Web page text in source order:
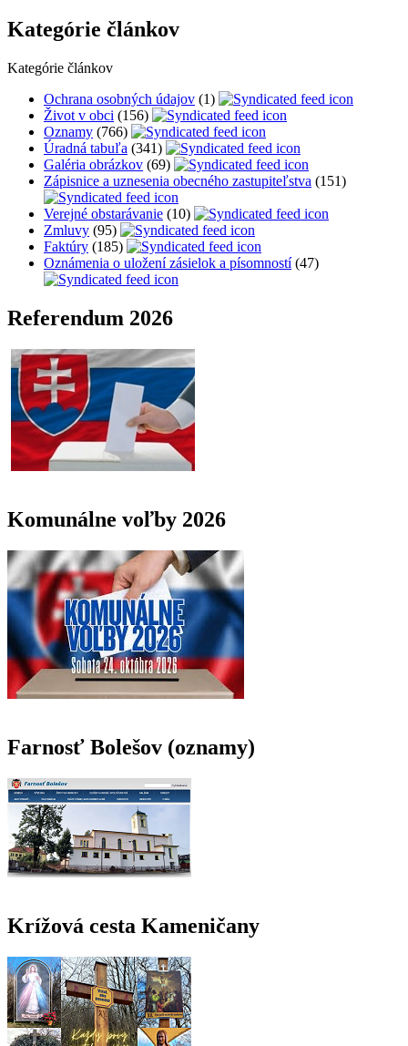
Kategórie článkov
Kategórie článkov
Ochrana osobných údajov (1)
Život v obci (156)
Oznamy (766)
Úradná tabuľa (341)
Galéria obrázkov (69)
Zápisnice a uznesenia obecného zastupiteľstva (151)
Verejné obstarávanie (10)
Zmluvy (95)
Faktúry (185)
Oznámenia o uložení zásielok a písomností (47)
Referendum 2026
Komunálne voľby 2026
Farnosť Bolešov (oznamy)
Krížová cesta Kameničany